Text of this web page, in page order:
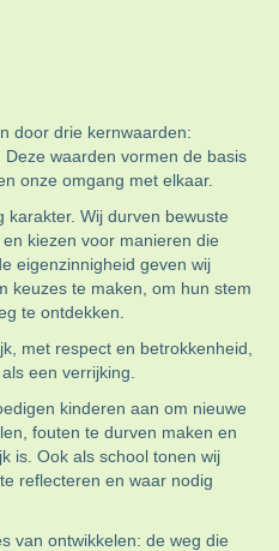
door drie kernwaarden:
. Deze waarden vormen de basis
onze omgang met elkaar.
karakter. Wij durven bewuste
kiezen voor manieren die
eigenzinnigheid geven wij
keuzes te maken, om hun stem
te ontdekken.
met respect en betrokkenheid,
een verrijking.
kinderen aan om nieuwe
fouten te durven maken en
is. Ook als school tonen wij
reflecteren en waar nodig
van ontwikkelen: de weg die